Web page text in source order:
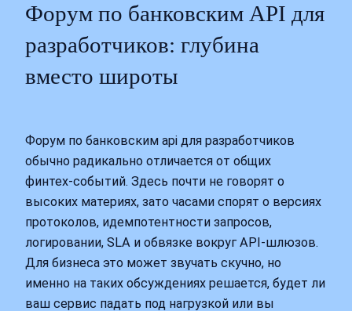
Форум по банковским API для
разработчиков: глубина
вместо широты
Форум по банковским api для разработчиков
обычно радикально отличается от общих
финтех‑событий. Здесь почти не говорят о
высоких материях, зато часами спорят о версиях
протоколов, идемпотентности запросов,
логировании, SLA и обвязке вокруг API‑шлюзов.
Для бизнеса это может звучать скучно, но
именно на таких обсуждениях решается, будет ли
ваш сервис падать под нагрузкой или вы